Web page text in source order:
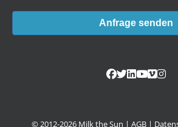
Anfrage senden
© 2012-2026 Milk the Sun | AGB |